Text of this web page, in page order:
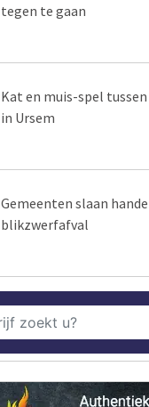
tegen te gaan
Kat en muis-spel
in Ursem
Gemeenten slaan
blikzwerfafval